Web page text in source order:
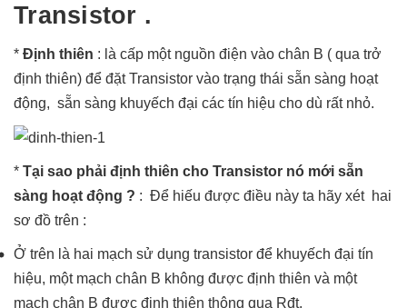
Transistor .
* Định thiên : là cấp một nguồn điện vào chân B ( qua trở
định thiên) để đặt Transistor vào trạng thái sẵn sàng hoạt
động, sẵn sàng khuyếch đại các tín hiệu cho dù rất nhỏ.
* Tại sao phải định thiên cho Transistor nó mới sẵn
sàng hoạt động ? : Để hiếu được điều này ta hãy xét hai
sơ đồ trên :
Ở trên là hai mạch sử dụng transistor để khuyếch đại tín
hiệu, một mạch chân B không được định thiên và một
mạch chân B được định thiên thông qua Rđt.